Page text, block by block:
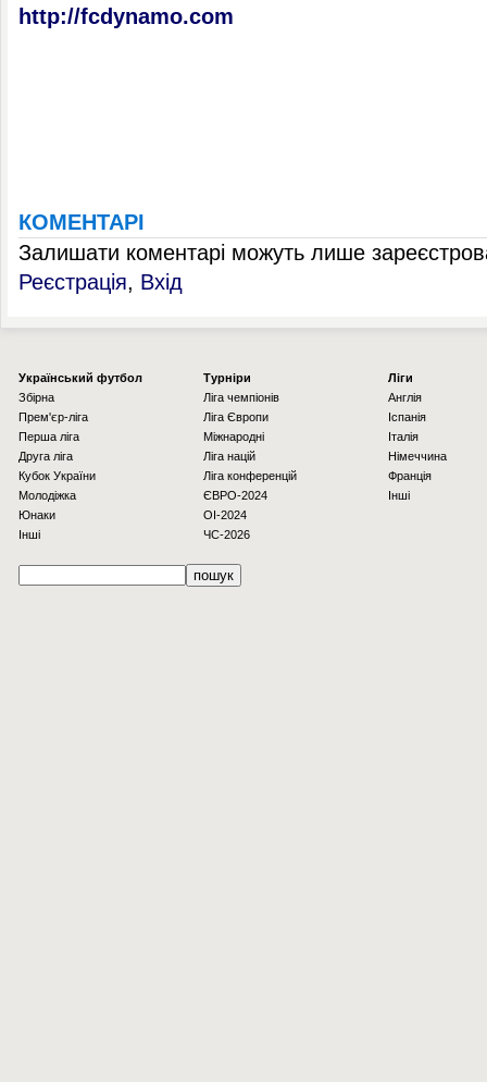
http://fcdynamo.com
КОМЕНТАРІ
Залишати коментарі можуть лише
Реєстрація, Вхід
Українcький футбол
Збірна
Прем'єр-ліга
Перша ліга
Друга ліга
Кубок України
Молодіжка
Юнаки
Інші
Турніри
Ліга чемпіонів
Ліга Європи
Міжнародні
Ліга націй
Ліга конференцій
ЄВРО-2024
OI-2024
ЧС-2026
Ліги
Англія
Іспанія
Італія
Німеччина
Франція
Інші